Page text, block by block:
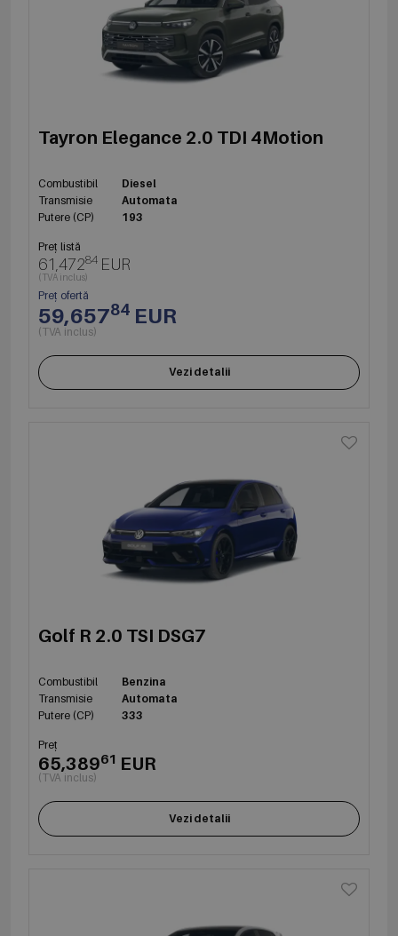
Tayron Elegance 2.0 TDI 4Motion
Combustibil
Diesel
Transmisie
Automata
Putere (CP)
193
Preț listă
61,47284 EUR
(TVA inclus)
Preț ofertă
59,65784 EUR
(TVA inclus)
Vezi detalii
Golf R 2.0 TSI DSG7
Combustibil
Benzina
Transmisie
Automata
Putere (CP)
333
Preț
65,38961 EUR
(TVA inclus)
Vezi detalii